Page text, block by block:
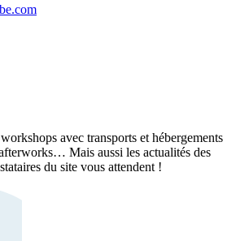
avec transports et hébergements
Mais aussi les actualités des
du site vous attendent !